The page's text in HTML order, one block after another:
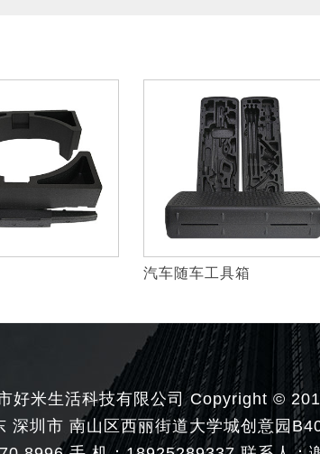
汽车随车工具箱
好米生活科技有限公司 Copyright ©
深圳市 南山区西丽街道大学城创意园